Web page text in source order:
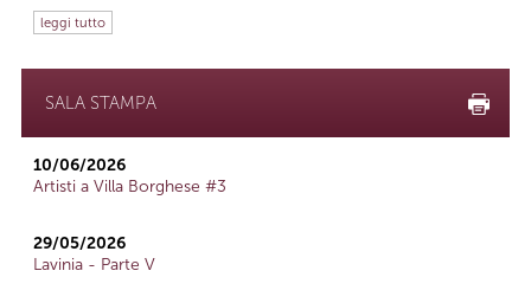
leggi tutto
SALA STAMPA
10/06/2026
Artisti a Villa Borghese #3
29/05/2026
Lavinia - Parte V